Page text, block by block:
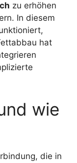
zu erhöhen
In diesem
hat
wie
die in